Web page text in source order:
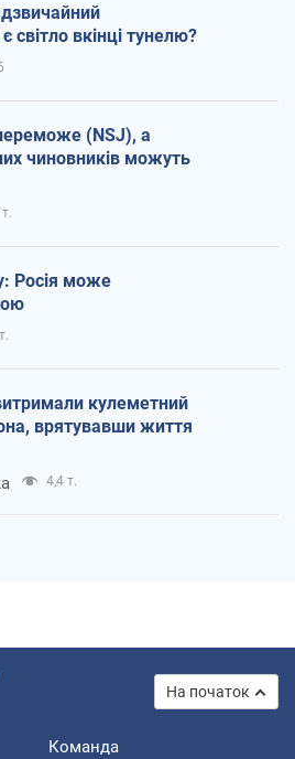
світло вкінці тунелю?
(NSJ), а
чиновників можуть
Росія може
кулеметний
врятувавши життя
4,4 т.
На початок
Команда